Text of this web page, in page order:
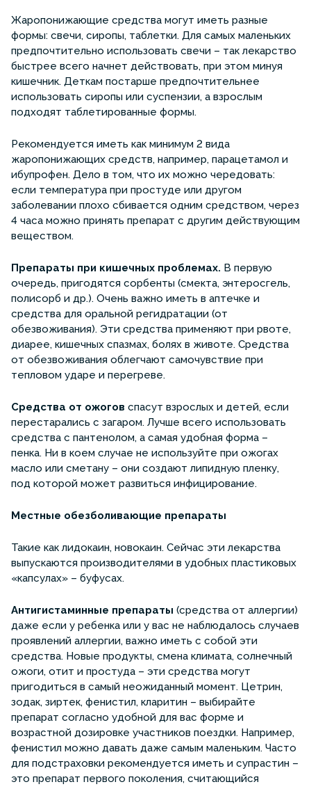
Жаропонижающие средства могут иметь разные
формы: свечи, сиропы, таблетки. Для самых маленьких
предпочтительно использовать свечи – так лекарство
быстрее всего начнет действовать, при этом минуя
кишечник. Деткам постарше предпочтительнее
использовать сиропы или суспензии, а взрослым
подходят таблетированные формы.
Рекомендуется иметь как минимум 2 вида
жаропонижающих средств, например, парацетамол и
ибупрофен. Дело в том, что их можно чередовать:
если температура при простуде или другом
заболевании плохо сбивается одним средством, через
4 часа можно принять препарат с другим действующим
веществом.
Препараты при кишечных проблемах. В первую
очередь, пригодятся сорбенты (смекта, энтеросгель,
полисорб и др.). Очень важно иметь в аптечке и
средства для оральной регидратации (от
обезвоживания). Эти средства применяют при рвоте,
диарее, кишечных спазмах, болях в животе. Средства
от обезвоживания облегчают самочувствие при
тепловом ударе и перегреве.
Средства от ожогов спасут взрослых и детей, если
перестарались с загаром. Лучше всего использовать
средства с пантенолом, а самая удобная форма –
пенка. Ни в коем случае не используйте при ожогах
масло или сметану – они создают липидную пленку,
под которой может развиться инфицирование.
Местные обезболивающие препараты
Такие как лидокаин, новокаин. Сейчас эти лекарства
выпускаются производителями в удобных пластиковых
«капсулах» – буфусах.
Антигистаминные препараты (средства от аллергии)
даже если у ребенка или у вас не наблюдалось случаев
проявлений аллергии, важно иметь с собой эти
средства. Новые продукты, смена климата, солнечный
ожоги, отит и простуда – эти средства могут
пригодиться в самый неожиданный момент. Цетрин,
зодак, зиртек, фенистил, кларитин – выбирайте
препарат согласно удобной для вас форме и
возрастной дозировке участников поездки. Например,
фенистил можно давать даже самым маленьким. Часто
для подстраховки рекомендуется иметь и супрастин –
это препарат первого поколения, считающийся